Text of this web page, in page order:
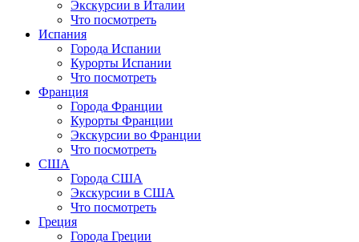
Экскурсии в Италии
Что посмотреть
Испания
Города Испании
Курорты Испании
Что посмотреть
Франция
Города Франции
Курорты Франции
Экскурсии во Франции
Что посмотреть
США
Города США
Экскурсии в США
Что посмотреть
Греция
Города Греции